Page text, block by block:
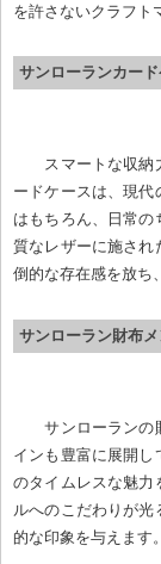
を許さないクラフト
サンローランカー
スマートな収納
ードケースは、現
はもちろん、日常
質なレザーに施され
倒的な存在感を放ち
サンローラン財布
サンローランの
インも豊富に展開
のタイムレスな魅力
ルへのこだわりが
的な印象を与えます。